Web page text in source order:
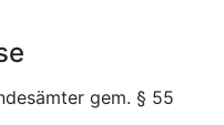
gem. § 55